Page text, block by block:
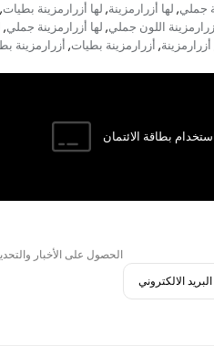
جملي, لها أزرارمزينة, لها أزرارمزينة بطيات,
اللون جملي, لها أزرارمزينة جملي,
أزرارمزينة, أزرارمزينة بطيات, أزرارمزينة
بطاقة الائتمان
الحصول على الأخبار